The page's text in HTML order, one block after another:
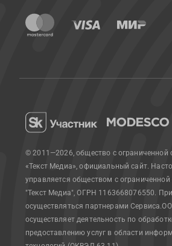
© 2011—2026, общество с ограниченной
«Текст Медиа», официальный сайт.
управляется обществом с ограниченной
"Текст Медиа", ОГРН 1163668076550.
осуществляться партнерами Сервиса.
осуществляет деятельность по
предоставлению услуг в области